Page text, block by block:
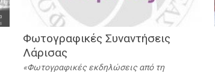
Φωτογραφικές Συναντήσεις
Λάρισας
Φωτογραφικές εκδηλώσεις από τη